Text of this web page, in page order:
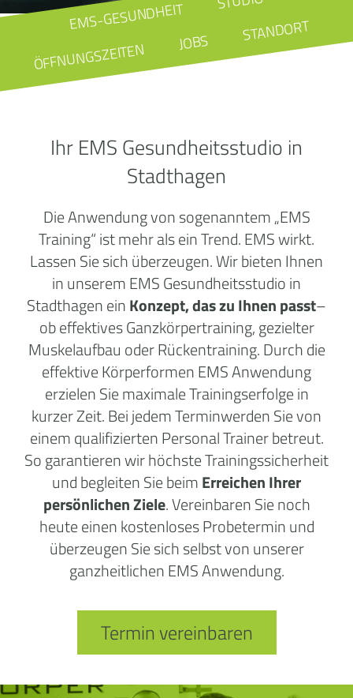
EMS-GESUNDHEIT
ÖFFNUNGSZEITEN JOBS STANDORT
Ihr EMS Gesundheitsstudio in
Stadthagen
Die Anwendung von sogenanntem „EMS
Training“ ist mehr als ein Trend. EMS wirkt.
Lassen Sie sich überzeugen. Wir bieten Ihnen
in unserem EMS Gesundheitsstudio in
Stadthagen einKonzept, das zu Ihnen passt–
ob effektives Ganzkörpertraining, gezielter
Muskelaufbau oder Rückentraining. Durch die
effektive Körperformen EMS Anwendung
erzielen Sie maximale Trainingserfolge in
kurzer Zeit. Bei jedem Terminwerden Sie von
einem qualifizierten Personal Trainer betreut.
So garantieren wir höchste Trainingssicherheit
und begleiten Sie beimErreichen Ihrer
persönlichen Ziele. Vereinbaren Sie noch
heute einen kostenloses Probetermin und
überzeugen Sie sich selbst von unserer
ganzheitlichen EMS Anwendung.
Termin vereinbaren